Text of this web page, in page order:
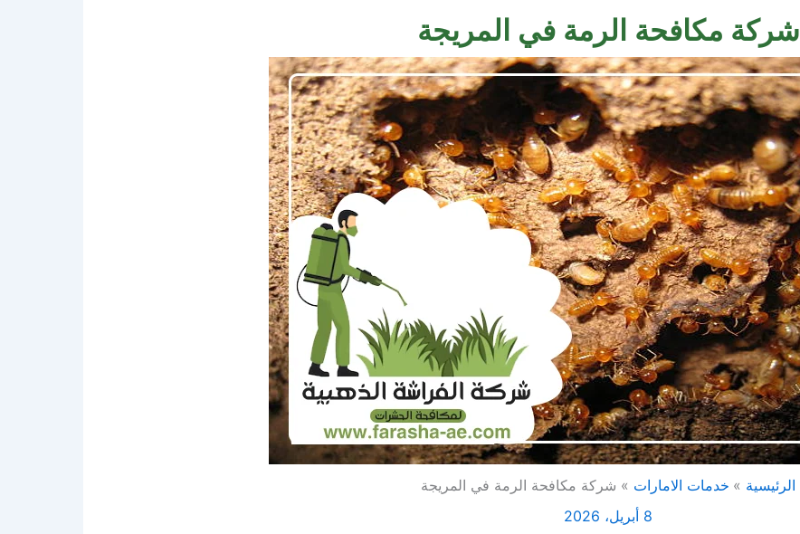
شركة مكافحة الرمة في المريجة
الرئيسية خدمات الامارات
شركة مكافحة الرمة في المريجة
8 أبريل، 2026